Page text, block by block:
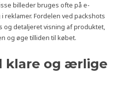
billeder bruges ofte på e-
reklamer. Fordelen ved packshots
og detaljeret visning af produktet,
og øge tilliden til købet.
klare og ærlige